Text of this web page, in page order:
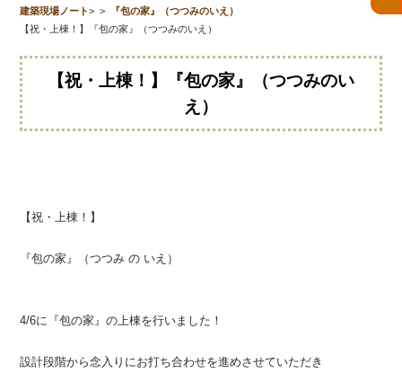
建築現場ノート>
『包の家』（つつみのいえ）
>
【祝・上棟！】『包の家』（つつみのいえ）
【祝・上棟！】『包の家』（つつみのい
え）
【祝・上棟！】
『包の家』（つつみ の いえ）
4/6に『包の家』の上棟を行いました！
設計段階から念入りにお打ち合わせを進めさせていただき